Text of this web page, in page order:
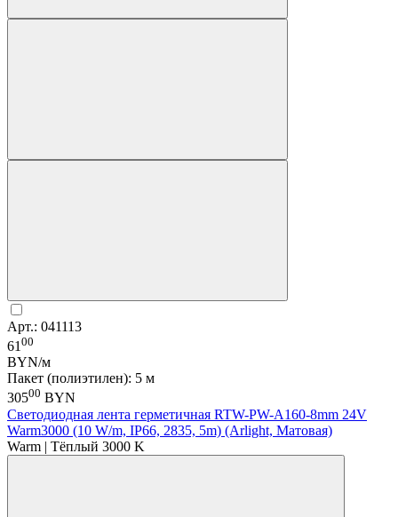
Арт.: 041113
6100
BYN/м
Пакет (полиэтилен): 5 м
30500 BYN
Светодиодная лента герметичная RTW-PW-A160-8mm 24V
Warm3000 (10 W/m, IP66, 2835, 5m) (Arlight, Матовая)
Warm | Тёплый 3000 K